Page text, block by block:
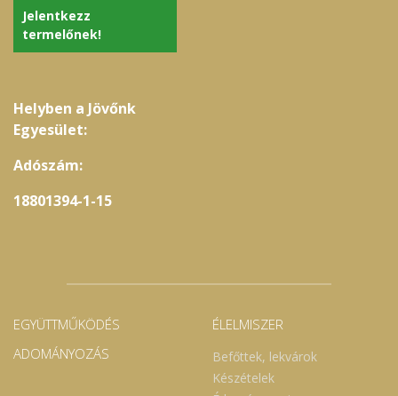
Jelentkezz
termelőnek!
Helyben a Jövőnk
Egyesület:
Adószám:
18801394-1-15
EGYÜTTMŰKÖDÉS
ADOMÁNYOZÁS
ÉLELMISZER
Befőttek, lekvárok
Készételek